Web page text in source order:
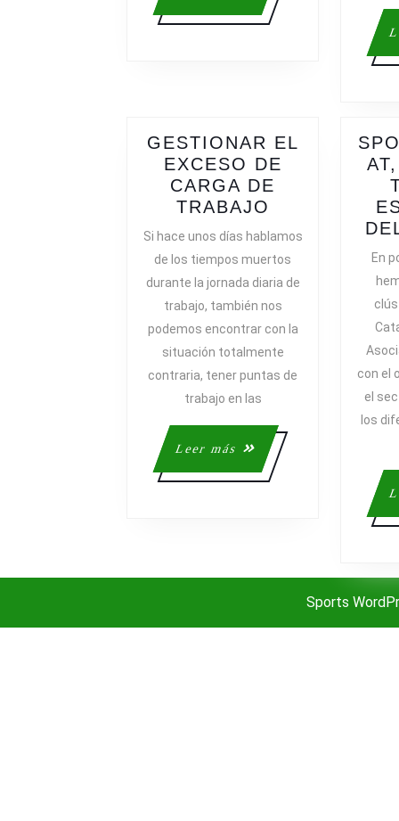
más
GESTIONAR EL
EXCESO DE
CARGA DE
TRABAJO GESTIONAR
EL
DE
CARGA
DE
TRABAJO
Si hace unos días hablamos
de los tiempos muertos
durante la jornada diaria de
trabajo, también nos
podemos encontrar con la
situación totalmente
contraria, tener puntas de
trabajo en las
Leer más
Leer
más
En
con el
el
los
Sports